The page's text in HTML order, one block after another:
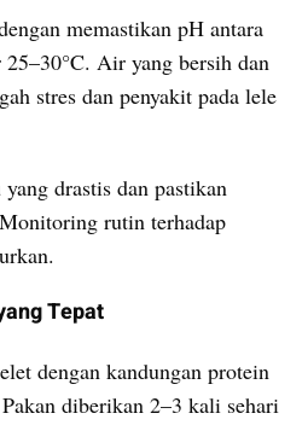
memastikan pH antara
Air yang bersih dan
stres dan penyakit pada lele
drastis dan pastikan
rutin terhadap
Tepat
dengan kandungan protein
diberikan 2–3 kali sehari